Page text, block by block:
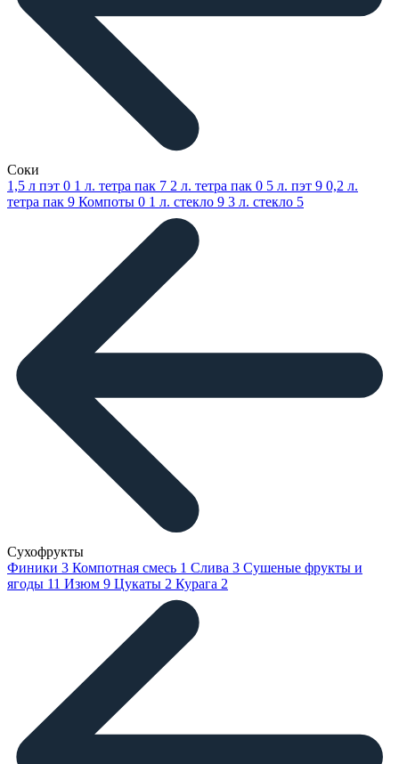
Соки
1,5 л пэт 0 1 л. тетра пак 7 2 л. тетра пак 0 5 л. пэт 9 0,2 л.
тетра пак 9 Компоты 0 1 л. стекло 9 3 л. стекло 5
Сухофрукты
Финики 3 Компотная смесь 1 Слива 3 Сушеные фрукты и
ягоды 11 Изюм 9 Цукаты 2 Курага 2